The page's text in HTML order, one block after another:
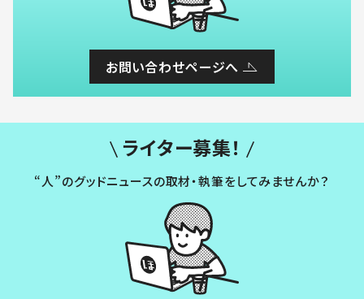
お問い合わせページへ
ライター募集！
“人”のグッドニュースの取材・執筆をしてみませんか？